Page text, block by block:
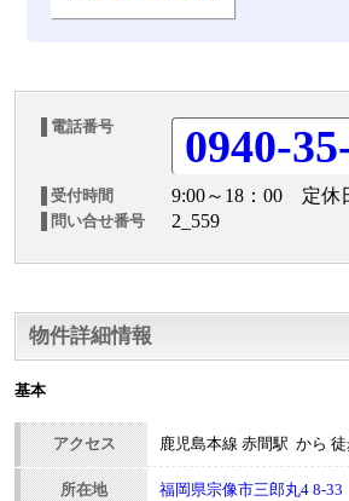
電話番号 0940-
受付時間 9:00～18：00 定休
問い合せ番号 2_559
物件詳細情報
基本
アクセス 鹿児島本線 赤間駅 から
所在地 福岡県宗像市三郎丸4 8-33